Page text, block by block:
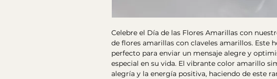
Celebre el Día de las Flores Amarillas con
de flores amarillas con claveles amarillos. Este
perfecto para enviar un mensaje alegre y
especial en su vida. El vibrante color amarillo
alegría y la energía positiva, haciendo de este